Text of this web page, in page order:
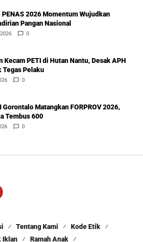
PENAS 2026 Momentum Wujudkan
Pangan Nasional
0
Kecam PETI di Hutan Nantu, Desak APH
Tegas Pelaku
0
Gorontalo Matangkan FORPROV 2026,
Tembus 600
0
Tentang Kami
Kode Etik
Iklan Ramah Anak